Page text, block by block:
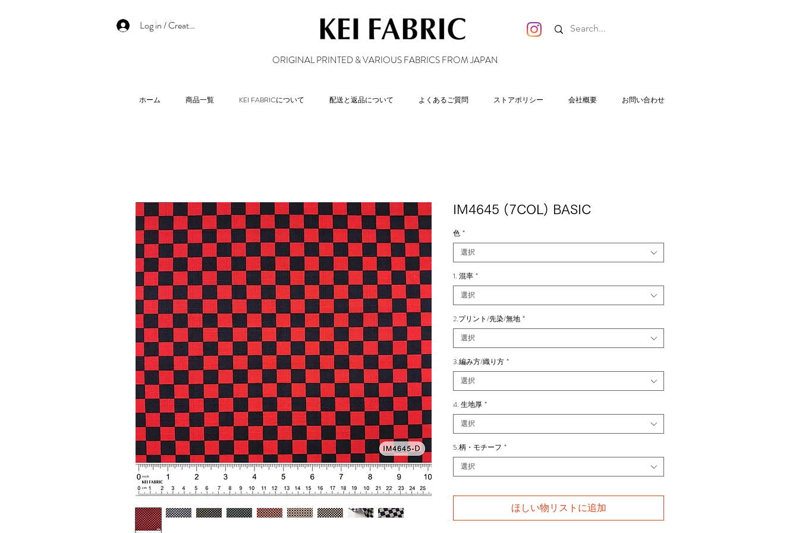
Log in / Create an account
ORIGINAL PRINTED & VARIOUS FABRICS FROM JAPAN
ホーム 商品一覧 KEI FABRICについて 配送と返品について よくあるご質問 ストアポリシー 会社概要 お問い合わせ
IM4645 (7COL) BASIC
色 *
選択
1. 混率 *
選択
2.プリント/先染/無地 *
選択
3.編み方/織り方 *
選択
4. 生地厚 *
選択
5.柄・モチーフ *
選択
ほしい物リストに追加